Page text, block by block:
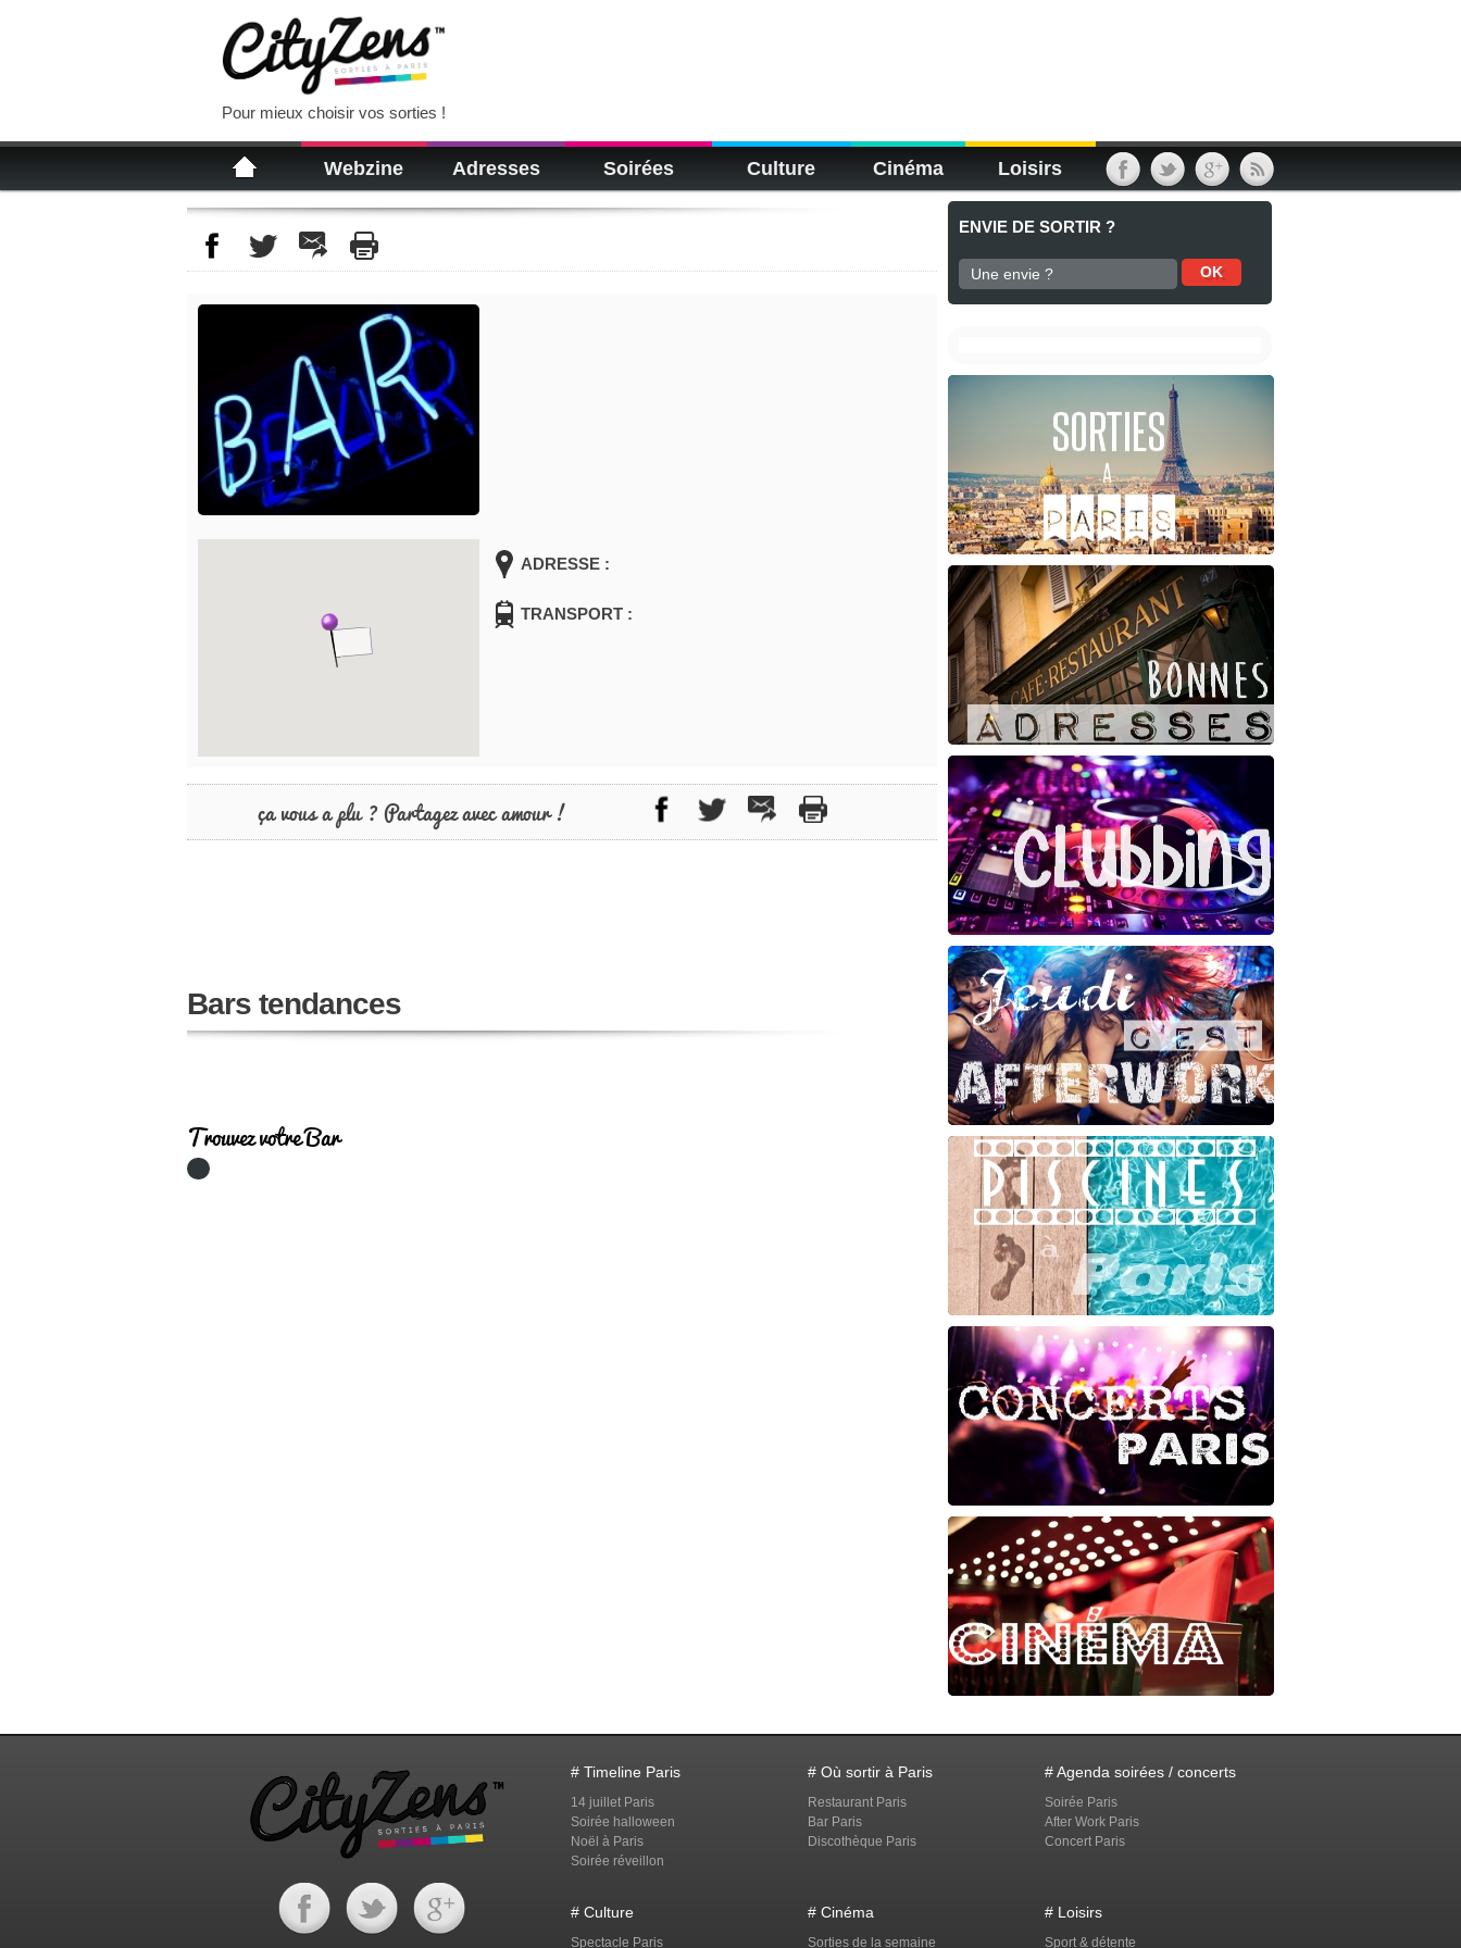
Pour mieux choisir vos sorties !
Webzine Adresses Soirées Culture Cinéma Loisirs
ADRESSE :
TRANSPORT :
ça vous a plu ? Partagez avec amour !
Bars tendances
Trouvez votre Bar
ENVIE DE SORTIR ?
# Timeline Paris
14 juillet Paris
Soirée halloween
Noël à Paris
Soirée réveillon
# Où sortir à Paris
Restaurant Paris
Bar Paris
Discothèque Paris
# Agenda soirées / concerts
Soirée Paris
After Work Paris
Concert Paris
# Culture
Spectacle Paris
# Cinéma
Sorties de la semaine
# Loisirs
Sport & détente